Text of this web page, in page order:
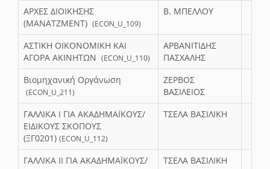
ΑΡΧΕΣ ΔΙΟΙΚΗΣΗΣ
(ΜΑΝΑΤΖΜΕΝΤ) (ECON_U_109)
B. ΜΠΕΛΛΟΥ
ΑΣΤΙΚΗ ΟΙΚΟΝΟΜΙΚΗ ΚΑΙ
ΑΓΟΡΑ ΑΚΙΝΗΤΩΝ (ECON_U_110)
ΑΡΒΑΝΙΤΙΔΗΣ
ΠΑΣΧΑΛΗΣ
Βιομηχανική Οργάνωση
(ECON_U_211)
ΖΕΡΒΟΣ
ΒΑΣΙΛΕΙΟΣ
ΓΑΛΛΙΚΑ Ι ΓΙΑ ΑΚΑΔΗΜΑΪΚΟΥΣ/
ΕΙΔΙΚΟΥΣ ΣΚΟΠΟΥΣ
(ΞΓ0201) (ECON_U_112)
ΤΣΕΛΑ ΒΑΣΙΛΙΚΗ
ΓΑΛΛΙΚΑ ΙI ΓΙΑ ΑΚΑΔΗΜΑΪΚΟΥΣ/
ΤΣΕΛΑ ΒΑΣΙΛΙΚΗ